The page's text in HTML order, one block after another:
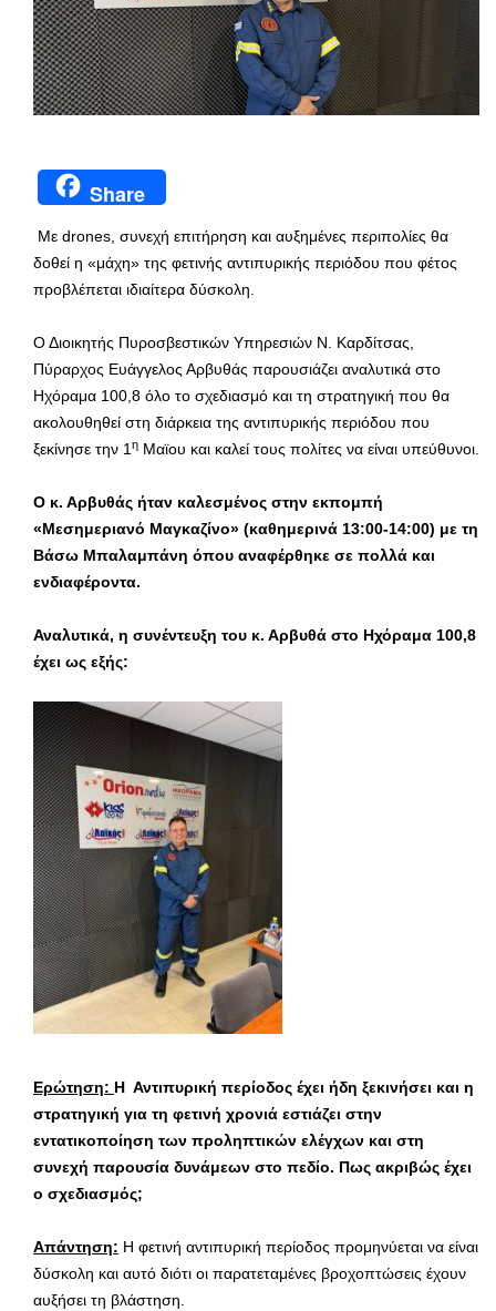
Share
Με drones, συνεχή επιτήρηση και αυξημένες περιπολίες θα
δοθεί η «μάχη» της φετινής αντιπυρικής περιόδου που φέτος
προβλέπεται ιδιαίτερα δύσκολη.
Ο Διοικητής Πυροσβεστικών Υπηρεσιών Ν. Καρδίτσας,
Πύραρχος Ευάγγελος Αρβυθάς παρουσιάζει αναλυτικά στο
Ηχόραμα 100,8 όλο το σχεδιασμό και τη στρατηγική που θα
ακολουθηθεί στη διάρκεια της αντιπυρικής περιόδου που
ξεκίνησε την 1η Μαϊου και καλεί τους πολίτες να είναι υπεύθυνοι.
Ο κ. Αρβυθάς ήταν καλεσμένος στην εκπομπή
«Μεσημεριανό Μαγκαζίνο» (καθημερινά 13:00-14:00) με τη
Βάσω Μπαλαμπάνη όπου αναφέρθηκε σε πολλά και
ενδιαφέροντα.
Αναλυτικά, η συνέντευξη του κ. Αρβυθά στο Ηχόραμα 100,8
έχει ως εξής:
Ερώτηση: Η Αντιπυρική περίοδος έχει ήδη ξεκινήσει και η
στρατηγική για τη φετινή χρονιά εστιάζει στην
εντατικοποίηση των προληπτικών ελέγχων και στη
συνεχή παρουσία δυνάμεων στο πεδίο. Πως ακριβώς έχει
ο σχεδιασμός;
Απάντηση: Η φετινή αντιπυρική περίοδος προμηνύεται να είναι
δύσκολη και αυτό διότι οι παρατεταμένες βροχοπτώσεις έχουν
αυξήσει τη βλάστηση.